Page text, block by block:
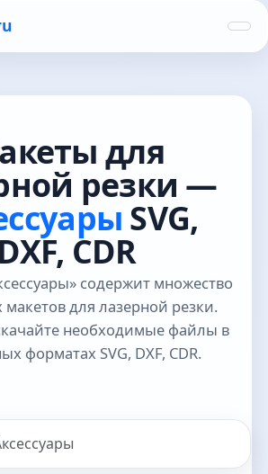
для
резки —
SVG,
DXF, CDR
содержит множество
макетов для лазерной резки.
необходимые файлы в
форматах SVG, DXF, CDR.